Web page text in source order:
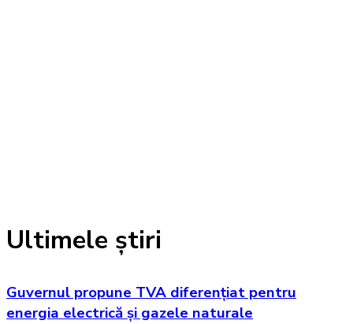
Ultimele știri
Guvernul propune TVA diferențiat pentru
energia electrică și gazele naturale